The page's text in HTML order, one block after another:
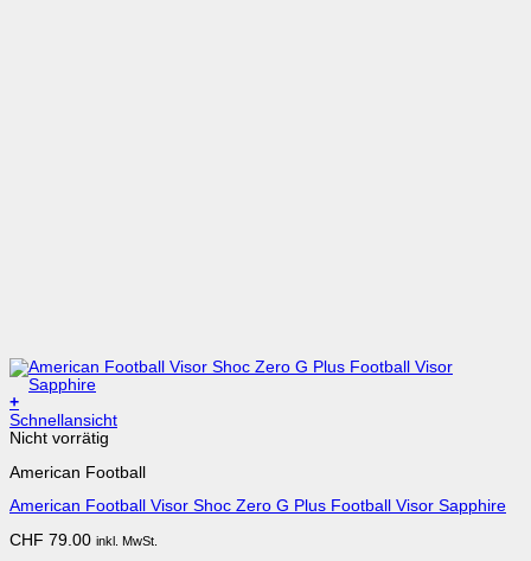
+
Schnellansicht
Nicht vorrätig
American Football
American Football Visor Shoc Zero G Plus Football Visor Sapphire
CHF 79.00 inkl. MwSt.